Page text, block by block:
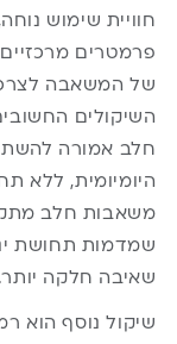
חוויית שימוש
פרמטרים
של המשאבה
השיקולים
חלב אמורה
היומיומית, ללא
משאבות חלב
שמדמות תחושת
שאיבה חלקה יותר.
שיקול נוסף הוא